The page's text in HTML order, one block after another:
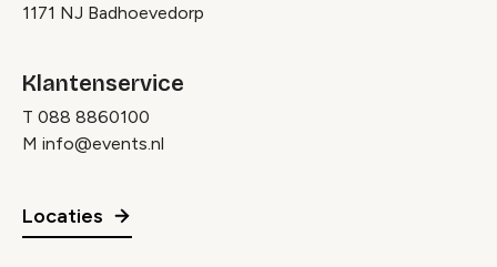
1171 NJ Badhoevedorp
Klantenservice
T 088 8860100
M info@events.nl
Locaties